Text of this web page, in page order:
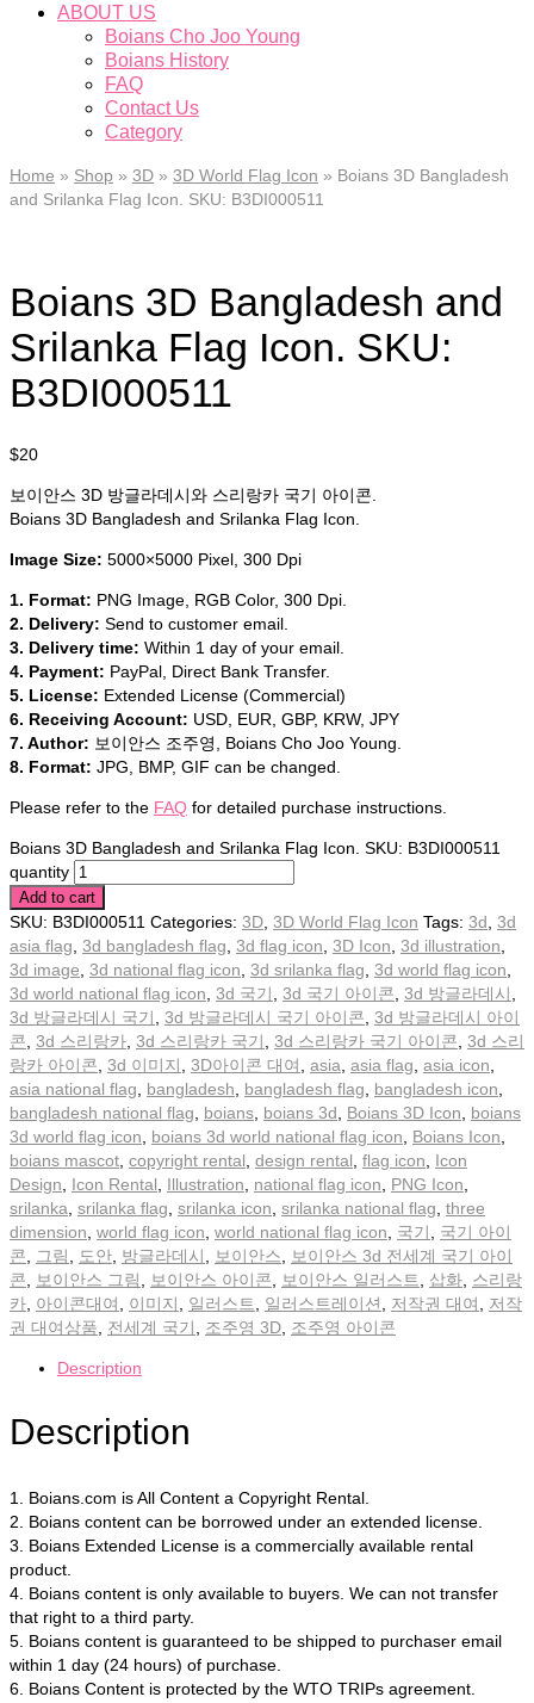
ABOUT US
Boians Cho Joo Young
Boians History
FAQ
Contact Us
Category
Home » Shop » 3D » 3D World Flag Icon » Boians 3D Bangladesh
and Srilanka Flag Icon. SKU: B3DI000511
Boians 3D Bangladesh and
Srilanka Flag Icon. SKU:
B3DI000511
$20
보이안스 3D 방글라데시와 스리랑카 국기 아이콘.
Boians 3D Bangladesh and Srilanka Flag Icon.
Image Size: 5000×5000 Pixel, 300 Dpi
1. Format: PNG Image, RGB Color, 300 Dpi.
2. Delivery: Send to customer email.
3. Delivery time: Within 1 day of your email.
4. Payment: PayPal, Direct Bank Transfer.
5. License: Extended License (Commercial)
6. Receiving Account: USD, EUR, GBP, KRW, JPY
7. Author: 보이안스 조주영, Boians Cho Joo Young.
8. Format: JPG, BMP, GIF can be changed.
Please refer to the FAQ for detailed purchase instructions.
Boians 3D Bangladesh and Srilanka Flag Icon. SKU: B3DI000511
quantity
Add to cart
SKU: B3DI000511 Categories: 3D 3D World Flag Icon Tags: 3d 3d
asia flag 3d bangladesh flag 3d flag icon 3D Icon 3d illustration
3d image 3d national flag icon 3d srilanka flag 3d world flag icon
3d world national flag icon 3d 국기 3d 국기 아이콘 3d 방글라데시
3d 방글라데시 국기
3d 방글라데시 국기 아이콘 3d 방글라데시 아이
콘 3d 스리랑카 3d 스리랑카 국기 3d 스리랑카 국기 아이콘 3d 스리
랑카 아이콘 3d 이미지 3D아이콘 대여 asia asia flag asia icon
asia national flag
bangladesh bangladesh flag bangladesh icon
bangladesh national flag
boians boians 3d Boians 3D Icon
boians
3d world flag icon
boians 3d world national flag icon Boians Icon
boians mascot copyright rental design rental flag icon
Icon
Design
Icon Rental Illustration national flag icon PNG Icon
srilanka srilanka flag srilanka icon srilanka national flag three
dimension world flag icon world national flag icon 국기
국기 아이
콘
그림 도안 방글라데시 보이안스
보이안스 3d 전세계 국기 아이
콘
보이안스 그림 보이안스 아이콘 보이안스 일러스트 삽화 스리랑
카 아이콘대여 이미지 일러스트 일러스트레이션 저작권 대여
저작
권 대여상품
전세계 국기 조주영 3D 조주영 아이콘
Description
Description
1. Boians.com is All Content a Copyright Rental.
2. Boians content can be borrowed under an extended license.
3. Boians Extended License is a commercially available rental
product.
4. Boians content is only available to buyers. We can not transfer
that right to a third party.
5. Boians content is guaranteed to be shipped to purchaser email
within 1 day (24 hours) of purchase.
6. Boians Content is protected by the WTO TRIPs agreement.